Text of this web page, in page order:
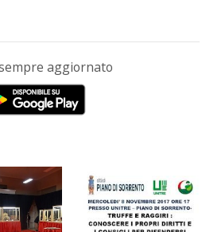
aggiornato